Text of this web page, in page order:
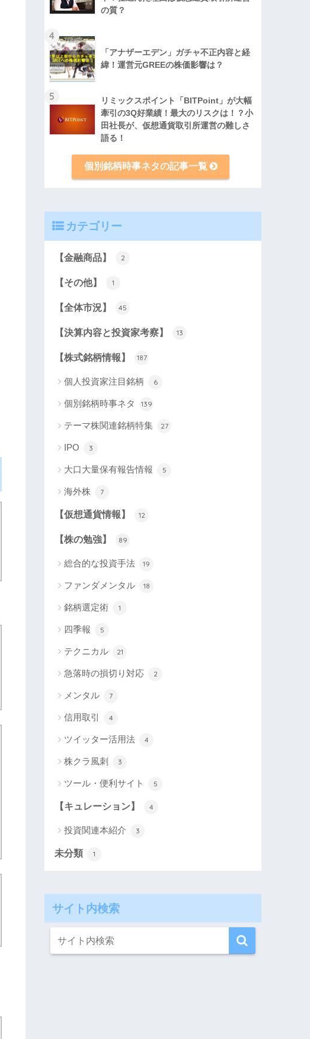
の質？
4
「アナザーエデン」ガチャ不正内容と経
緯！運営元GREEの株価影響は？
5
リミックスポイント「BITPoint」が大幅
牽引の3Q好業績！最大のリスクは！？小
田社長が、仮想通貨取引所運営の難しさ
語る！
個別銘柄時事ネタの記事一覧
カテゴリー
【金融商品】 2
【その他】 1
【全体市況】 45
【決算内容と投資家考察】 13
【株式銘柄情報】 187
個人投資家注目銘柄 6
個別銘柄時事ネタ 139
テーマ株関連銘柄特集 27
IPO 3
大口大量保有報告情報 5
海外株 7
【仮想通貨情報】 12
【株の勉強】 89
総合的な投資手法 19
ファンダメンタル 18
銘柄選定術 1
四季報 5
テクニカル 21
急落時の損切り対応 2
メンタル 7
信用取引 4
ツイッター活用法 4
株クラ風刺 3
ツール・便利サイト 5
【キュレーション】 4
投資関連本紹介 3
未分類 1
サイト内検索